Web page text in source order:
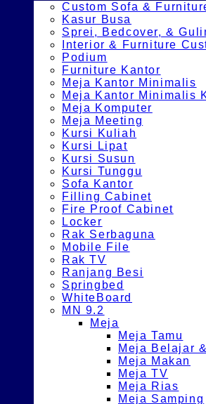
Custom Sofa &
Kasur Busa
Sprei, Bedcover, &
Interior & Furniture
Podium
Furniture Kantor
Meja Kantor Minimalis
Meja Kantor Minimalis
Meja Komputer
Meja Meeting
Kursi Kuliah
Kursi Lipat
Kursi Susun
Kursi Tunggu
Sofa Kantor
Filling Cabinet
Fire Proof Cabinet
Locker
Rak Serbaguna
Mobile File
Rak TV
Ranjang Besi
Springbed
WhiteBoard
MN 9.2
Meja
Meja Tamu
Meja Belajar
Meja Makan
Meja TV
Meja Rias
Meja Samping